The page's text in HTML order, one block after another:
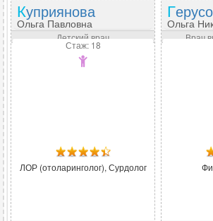
Куприянова
Ольга Павловна
Детский врач
Стаж: 18
ЛОР (отоларинголог), Сурдолог
Ольга
Врач